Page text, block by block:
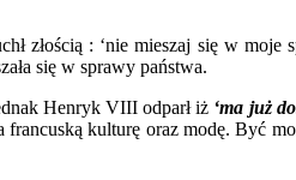
złością : ‘nie mieszaj się w moje
się w sprawy państwa.
Henryk VIII odparł iż ‘ma już
kulturę oraz modę. Być